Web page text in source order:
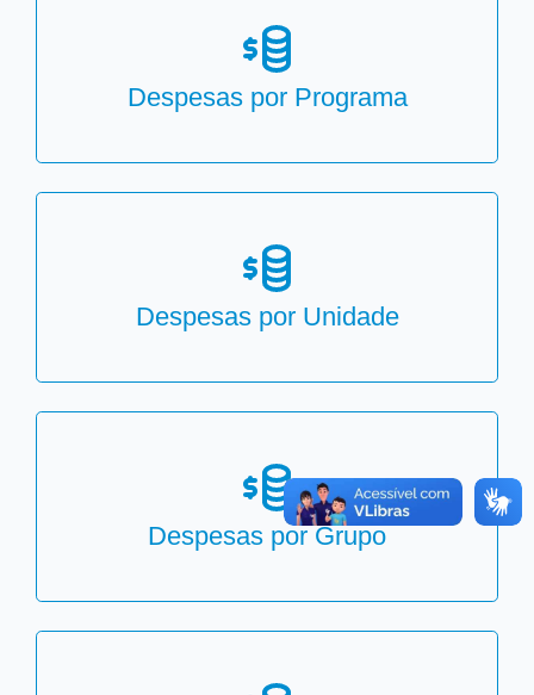
Despesas por Programa
Despesas por Unidade
Despesas por Grupo